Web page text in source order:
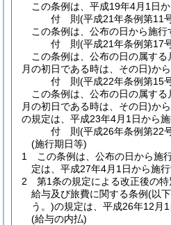
この条例は、平成19年4月1日か
付 則(平成21年条例第11
この条例は、公布の日から施行
付 則(平成21年条例第17
この条例は、公布の日の属する
月の初日である時は、その日)か
付 則(平成22年条例第15
この条例は、公布の日の属する
月の初日である時は、その日)か
の規定は、平成23年4月1日から施
付 則(平成26年条例第22
(施行期日等)
1
この条例は、公布の日から施行
定は、平成27年4月1日から施行
2
第1条の規定による改正後の
給与及び旅費に関する条例(以
う。)の規定は、平成26年12月1
(給与の内払)